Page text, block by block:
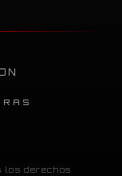
los derechos